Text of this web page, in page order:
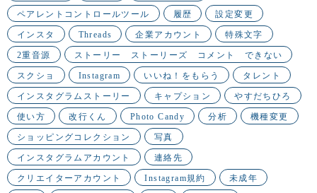
ペアレントコントロールツール 履歴 設定変更
インスタ Threads 企業アカウント 特殊文字
2重音源 ストーリー ストーリーズ コメント できない
スクショ Instagram いいね！をもらう タレント
インスタグラムストーリー キャプション やすだちひろ
使い方 改行くん Photo Candy 分析 機種変更
ショッピングコレクション 写真
インスタグラムアカウント 連絡先
クリエイターアカウント Instagram規約 未成年